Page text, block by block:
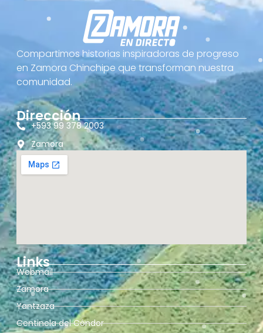
Compartimos historias inspiradoras de progreso
en Zamora Chinchipe que transforman nuestra
comunidad.
Dirección
+593 99 378 2003
Zamora
Links
Webmail
Zamora
Yantzaza
Centinela del Cóndor